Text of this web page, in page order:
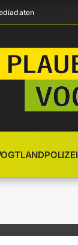
POLIZEI